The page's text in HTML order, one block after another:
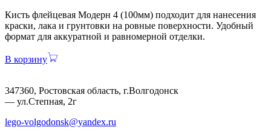
Кисть флейцевая Модерн 4 (100мм) подходит для нанесения
краски, лака и грунтовки на ровные поверхности. Удобный
формат для аккуратной и равномерной отделки.
В корзину
347360, Ростовская область, г.Волгодонск
— ул.Степная, 2г
lego-volgodonsk@yandex.ru